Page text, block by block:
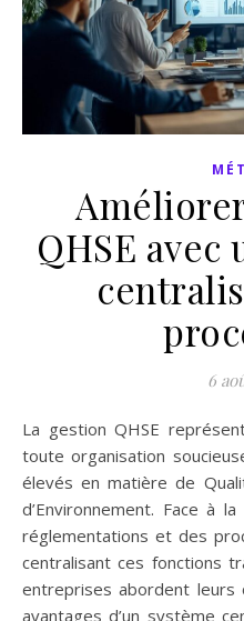
QHSE
6
La gestion QHSE représente un pilier fondamental pour
toute organisation
élevés en matière de
d’Environnement. Face à
réglementations et des
centralisant ces fonctions
entreprises abordent leurs
avantages d’un système